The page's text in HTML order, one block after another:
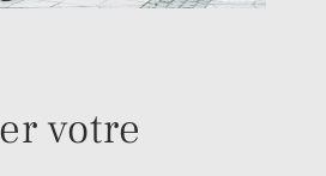
votre